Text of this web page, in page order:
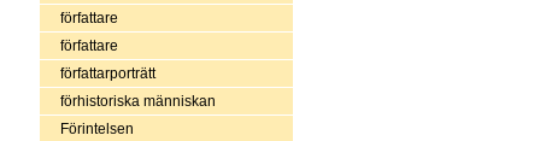
författare
författare
författarporträtt
förhistoriska människan
Förintelsen